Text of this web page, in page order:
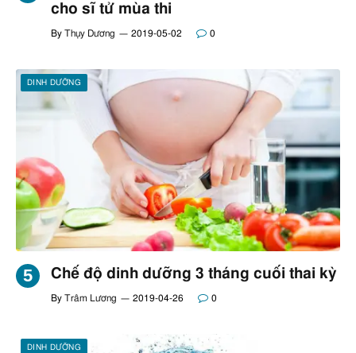
cho sĩ tử mùa thi
By Thụy Dương 2019-05-02 0
DINH DƯỠNG
Chế độ dinh dưỡng 3 tháng cuối thai kỳ
By Trâm Lương 2019-04-26 0
DINH DƯỠNG